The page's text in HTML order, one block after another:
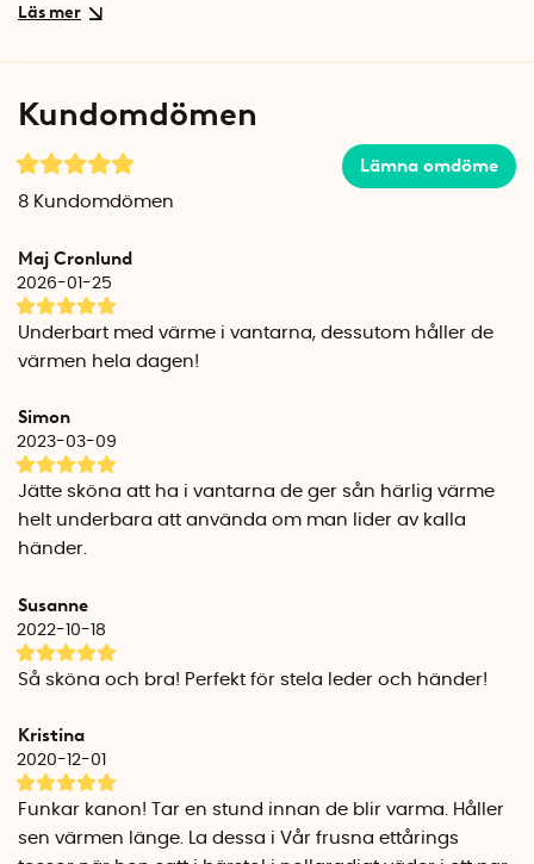
Öppna påsen för att aktivera handvärmarna. Värmarna
håller värmen upp till 12 timmar.
Efter användning är handvärmarna förbrukade och sorteras
som hushållssopor.
Kundomdömen
Lämna omdöme
8 Kundomdömen
Maj Cronlund
2026-01-25
Underbart med värme i vantarna, dessutom håller de
värmen hela dagen!
Simon
2023-03-09
Jätte sköna att ha i vantarna de ger sån härlig värme
helt underbara att använda om man lider av kalla
händer.
Susanne
2022-10-18
Så sköna och bra! Perfekt för stela leder och händer!
Kristina
2020-12-01
Funkar kanon! Tar en stund innan de blir varma. Håller
sen värmen länge. La dessa i Vår frusna ettårings